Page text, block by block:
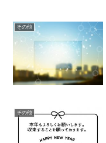
その他
その他